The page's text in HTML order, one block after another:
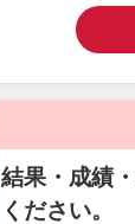
結果・成績
ください。